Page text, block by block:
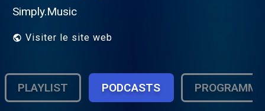
Simply.Music
Visiter le site web
PLAYLIST PODCASTS